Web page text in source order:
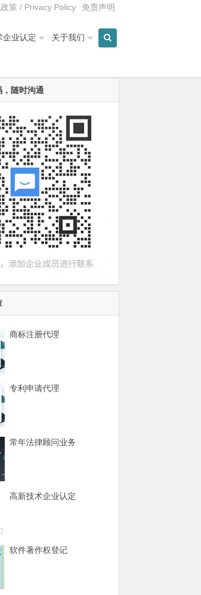
策 / Privacy Policy 免责声明
企业认定 关于我们
随时沟通
商标注册代理
专利申请代理
常年法律顾问业务
高新技术企业认定
软件著作权登记